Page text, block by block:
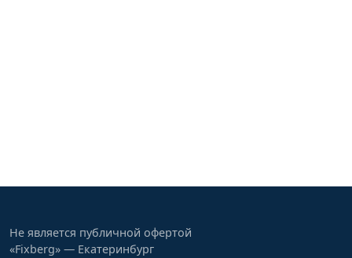
Не является публичной офертой
«Fixberg» — Екатеринбург